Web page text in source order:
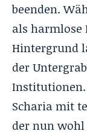
beenden.
als harmlose
Hintergrund
der
Institutionen.
Scharia mit
der nun